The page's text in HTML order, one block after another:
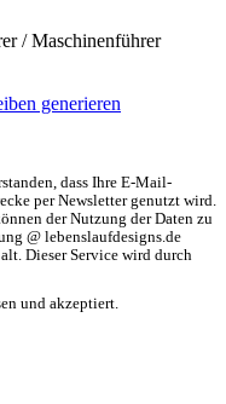
/ Maschinenführer
generieren
dass Ihre E-Mail-
per Newsletter genutzt wird.
der Nutzung der Daten zu
@ lebenslaufdesigns.de
Dieser Service wird durch
und akzeptiert.